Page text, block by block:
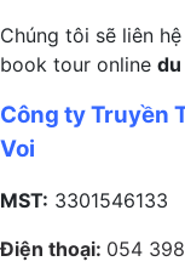
Chúng tôi sẽ liên
book tour online du
Công ty Truyền
Voi
MST: 3301546133
Điện thoại: 054